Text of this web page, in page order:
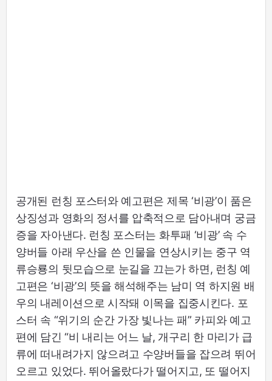
공개된 런칭 포스터와 예고편은 제목 ‘비광’이 품은
상징성과 영화의 정서를 압축적으로 담아내며 궁금
증을 자아낸다. 런칭 포스터는 화투패 ‘비광’ 속 수
양버들 아래 우산을 쓴 인물을 연상시키는 중구 역
류승룡의 뒷모습으로 눈길을 끄는가 하면, 런칭 예
고편은 ‘비광’의 뜻을 해석해주는 남미 역 하지원 배
우의 내레이션으로 시작돼 이목을 집중시킨다. 포
스터 속 “위기의 순간 가장 빛나는 패” 카피와 예고
편에 담긴 “비 내리는 어느 날, 개구리 한 마리가 급
류에 떠내려가지 않으려고 수양버들을 잡으려 뛰어
오르고 있었다. 뛰어올랐다가 떨어지고, 또 떨어지